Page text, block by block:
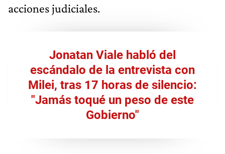
acciones judiciales.
Jonatan Viale habló del
escándalo de la entrevista con
Milei, tras 17 horas de silencio:
"Jamás toqué un peso de este
Gobierno"